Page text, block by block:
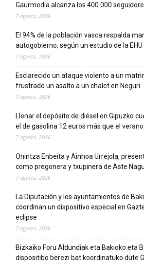
Gaurmedia alcanza los 400.000
7 agosto, 2026
El 94% de la población vasca respalda
autogobierno, según un estudio de la EHU
7 agosto, 2026
Esclarecido un ataque violento a un
frustrado un asalto a un chalet en Neguri
7 agosto, 2026
Llenar el depósito de diésel en Gipuzko
el de gasolina 12 euros más que el
7 agosto, 2026
Onintza Enbeita y Ainhoa Urrejola,
como pregonera y txupinera de Aste
7 agosto, 2026
La Diputación y los ayuntamientos de
coordinan un dispositivo especial en
eclipse
7 agosto, 2026
Bizkaiko Foru Aldundiak eta Bakioko eta
dispositibo berezi bat koordinatuko dute